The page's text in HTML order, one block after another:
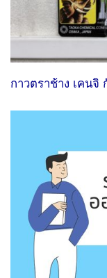
กาวตราช้าง เคนจิ